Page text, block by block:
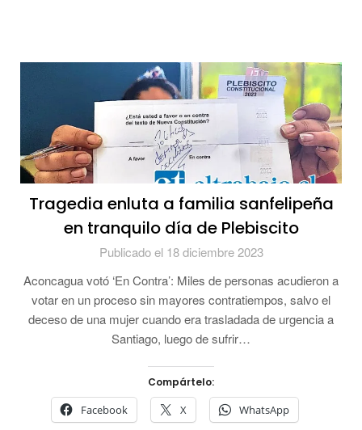
Tragedia enluta a familia sanfelipeña
en tranquilo día de Plebiscito
Publicado el 18 diciembre 2023
Aconcagua votó ‘En Contra’: Miles de personas acudieron a
votar en un proceso sin mayores contratiempos, salvo el
deceso de una mujer cuando era trasladada de urgencia a
Santiago, luego de sufrir…
Compártelo:
Facebook X WhatsApp